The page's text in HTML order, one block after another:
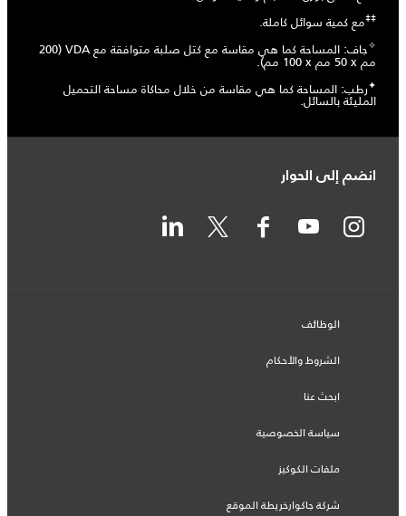
‡‡مع كمية سوائل كاملة.​
✧ جاف: المساحة كما هي مقاسة مع كتل صلبة متوافقة مع VDA (‏200
مم x ‏50 مم x ‏100 مم). ​
✦رطب: المساحة كما هي مقاسة من خلال محاكاة مساحة التحميل
المليئة بالسائل.
انضم إلى الحوار
الوظائف
الشروط والأحكام
ابحث عنا
سياسة الخصوصية
ملفات الكوكيز
شركة جاكوارخريطة الموقع